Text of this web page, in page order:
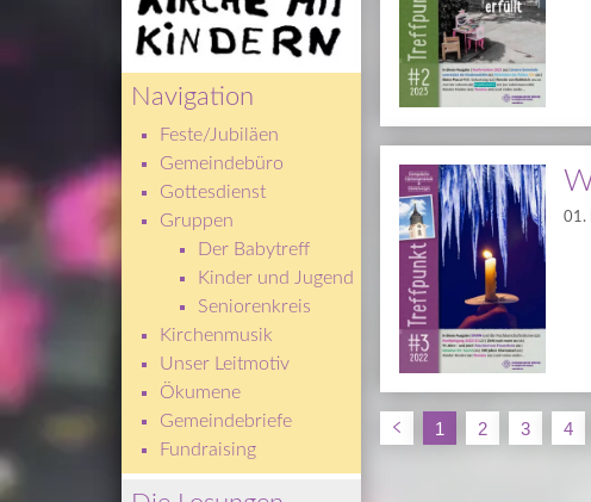
Navigation
Feste/Jubiläen
Gemeindebüro
Gottesdienst
Gruppen
Der Babytreff
Kinder und Jugend
Seniorenkreis
Kirchenmusik
Unser Leitmotiv
Ökumene
Gemeindebriefe
Fundraising
01.
1 2 3 4